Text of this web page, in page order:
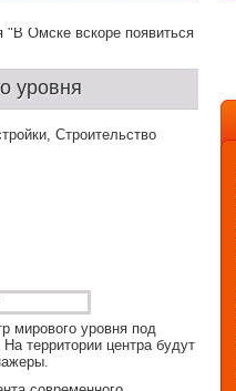
"В Омске вскоре появиться
уровня
, Строительство
мирового уровня под
территории центра будут